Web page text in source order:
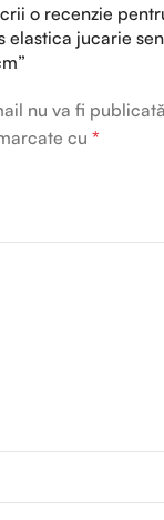
o recenzie
elastica jucarie
nu va fi
cu *